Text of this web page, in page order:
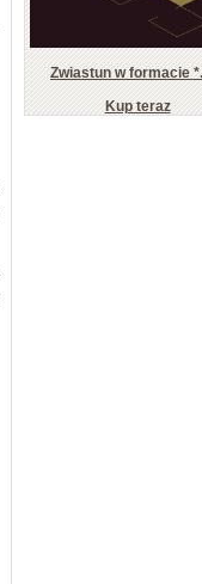
Zwiastun w formacie
Kup teraz